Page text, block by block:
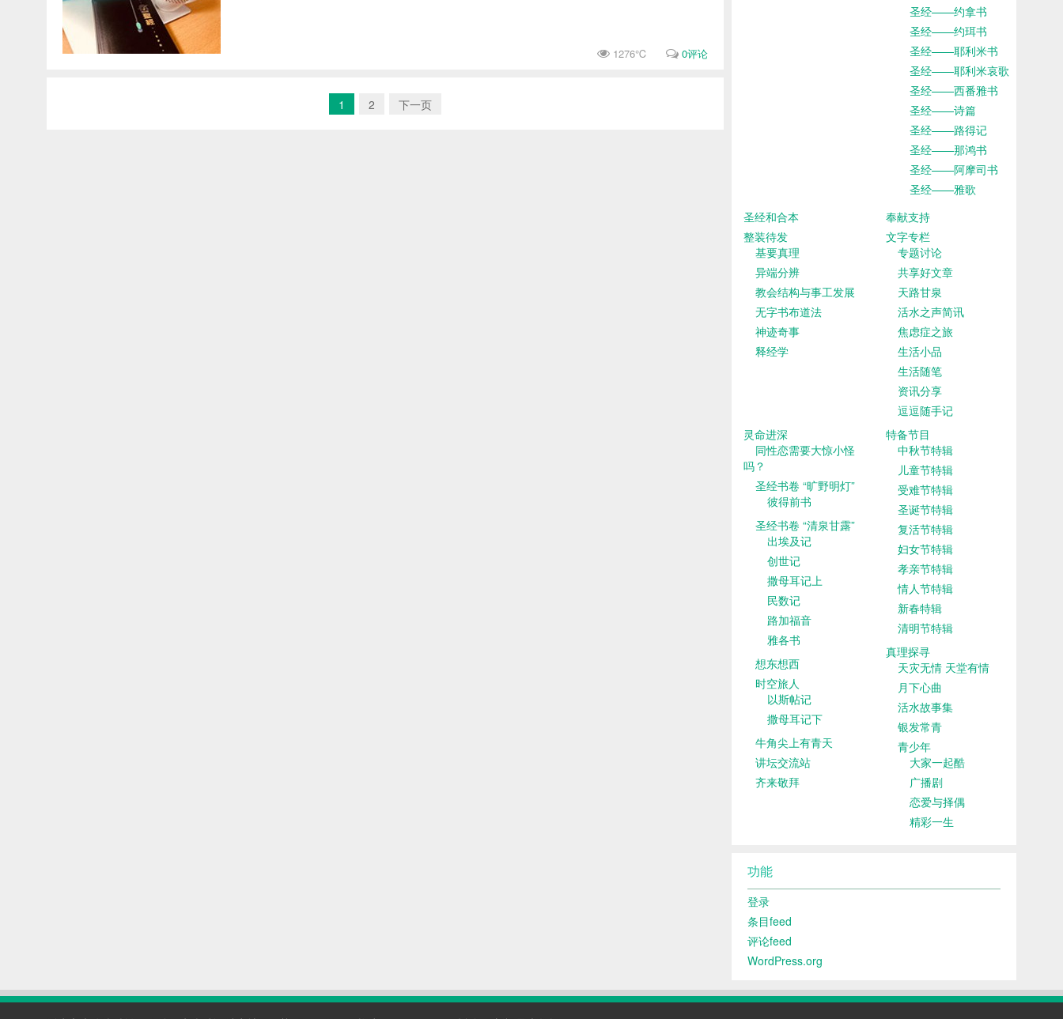
1276℃ 0评论
1 2 下一页
圣经——约拿书
圣经——约珥书
圣经——耶利米书
圣经——耶利米哀歌
圣经——西番雅书
圣经——诗篇
圣经——路得记
圣经——那鸿书
圣经——阿摩司书
圣经——雅歌
圣经和合本
奉献支持
整装待发
基要真理
异端分辨
教会结构与事工发展
无字书布道法
神迹奇事
释经学
文字专栏
专题讨论
共享好文章
天路甘泉
活水之声简讯
焦虑症之旅
生活小品
生活随笔
资讯分享
逗逗随手记
灵命进深
同性恋需要大惊小怪
吗？
圣经书卷 “旷野明灯”
彼得前书
圣经书卷 “清泉甘露”
出埃及记
创世记
撒母耳记上
民数记
路加福音
雅各书
想东想西
时空旅人
以斯帖记
撒母耳记下
牛角尖上有青天
讲坛交流站
齐来敬拜
特备节目
中秋节特辑
儿童节特辑
受难节特辑
圣诞节特辑
复活节特辑
妇女节特辑
孝亲节特辑
情人节特辑
新春特辑
清明节特辑
真理探寻
天灾无情 天堂有情
月下心曲
活水故事集
银发常青
青少年
大家一起酷
广播剧
恋爱与择偶
精彩一生
功能
登录
条目feed
评论feed
WordPress.org